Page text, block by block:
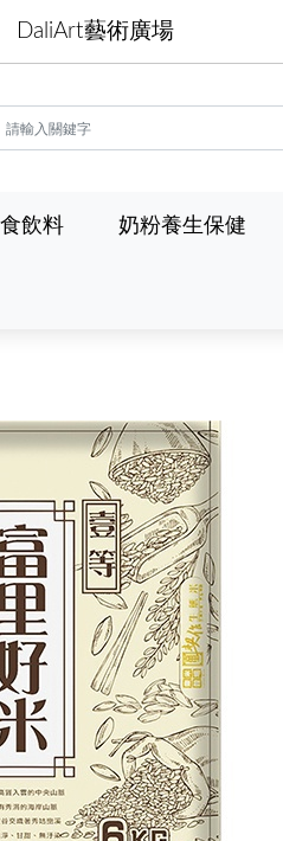
DaliArt藝術廣場
飲料 奶粉養生保健